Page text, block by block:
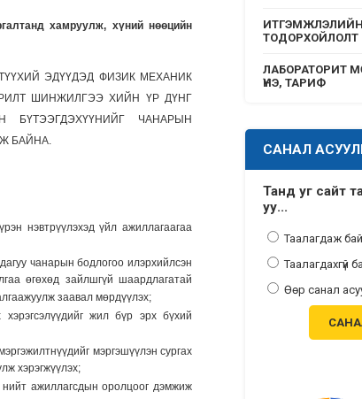
хамруулж, хүний нөөцийн
ЭДҮҮДЭД ФИЗИК МЕХАНИК
ШИНЖИЛГЭЭ ХИЙН ҮР ДҮНГ
БҮТЭЭГДЭХҮҮНИЙГ ЧАНАРЫН
БАЙНА.
нэвтрүүлэхэд үйл ажиллагаагаа
чанарын бодлогоо илэрхийлсэн
өгөхөд зайлшгүй шаардлагатай
заавал мөрдүүлэх;
жил бүр эрх бүхий
мэргэшүүлэн сургах
хэрэгжүүлэх;
ажиллагсдын оролцоог дэмжиж
ИТГЭМЖЛЭЛИЙН
ТОДОРХОЙЛОЛТ
ЛАБОРАТОРИТ
ҮНЭ, ТАРИФ
САНАЛ
Танд уг сайт
уу...
Таалагдаж
Таалагдахгүй
Өөр санал